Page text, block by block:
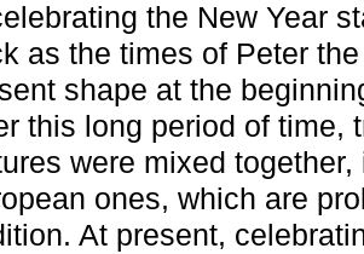
the New Year
as the times of Peter
shape at the
this long period of time,
were mixed
ones, which are
At present,